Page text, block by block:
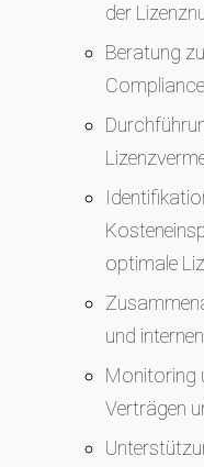
der
Beratung
optimale
und
Monitoring
Verträgen